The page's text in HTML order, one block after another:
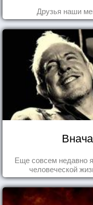
Друзья наши
Еще совсем недавно
человеческой